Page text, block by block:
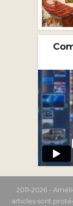
2011-2026 -
articles sont